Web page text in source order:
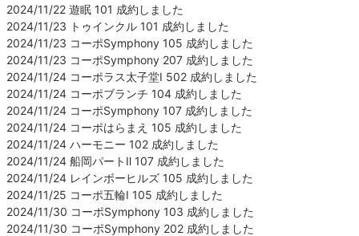
2024/11/22 遊眠 101 成約しました
2024/11/23 トゥインクル 101 成約しました
2024/11/23 コーポSymphony 105 成約しました
2024/11/23 コーポSymphony 207 成約しました
2024/11/24 コーポラス太子堂Ⅰ 502 成約しました
2024/11/24 コーポブランチ 104 成約しました
2024/11/24 コーポSymphony 107 成約しました
2024/11/24 コーポはらまえ 105 成約しました
2024/11/24 ハーモニー 102 成約しました
2024/11/24 船岡パートⅡ 107 成約しました
2024/11/24 レインボーヒルズ 105 成約しました
2024/11/25 コーポ五輪Ⅰ 105 成約しました
2024/11/30 コーポSymphony 103 成約しました
2024/11/30 コーポSymphony 202 成約しました